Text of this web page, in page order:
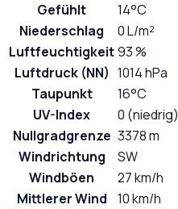
Gefühlt
14°C
Niederschlag
0 L/m²
Luftfeuchtigkeit93 %
Luftdruck (NN) 1014 hPa
Taupunkt
16°C
UV-Index
0 (niedrig)
Nullgradgrenze 3378 m
Windrichtung
SW
Windböen
27 km/h
Mittlerer Wind
10 km/h